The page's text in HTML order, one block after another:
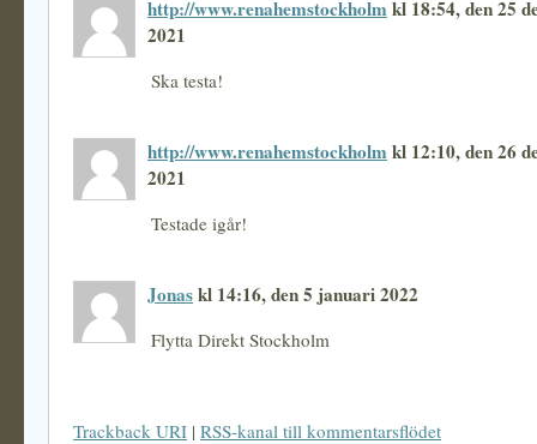
http://www.renahemstockholmkl 18:54, den 25
2021
Ska testa!
http://www.renahemstockholmkl 12:10, den 26
2021
Testade igår!
Jonaskl 14:16, den 5 januari 2022
Flytta Direkt Stockholm
Trackback URI | RSS-kanal till kommentarsflödet